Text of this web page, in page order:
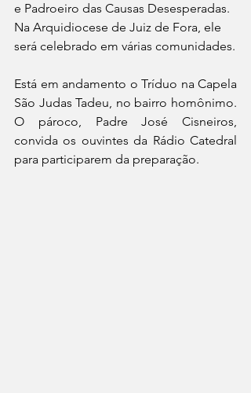
e Padroeiro das Causas Desesperadas.
Na Arquidiocese de Juiz de Fora, ele
será celebrado em várias comunidades.
Está em andamento o Tríduo na Capela
São Judas Tadeu, no bairro homônimo.
O pároco, Padre José Cisneiros,
convida os ouvintes da Rádio Catedral
para participarem da preparação.